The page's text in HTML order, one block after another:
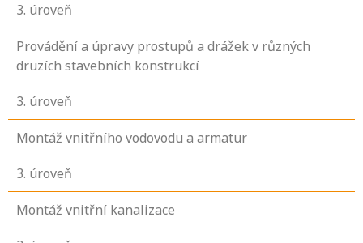
3. úroveň
Provádění a úpravy prostupů a drážek v různých
druzích stavebních konstrukcí
3. úroveň
Montáž vnitřního vodovodu a armatur
3. úroveň
Montáž vnitřní kanalizace